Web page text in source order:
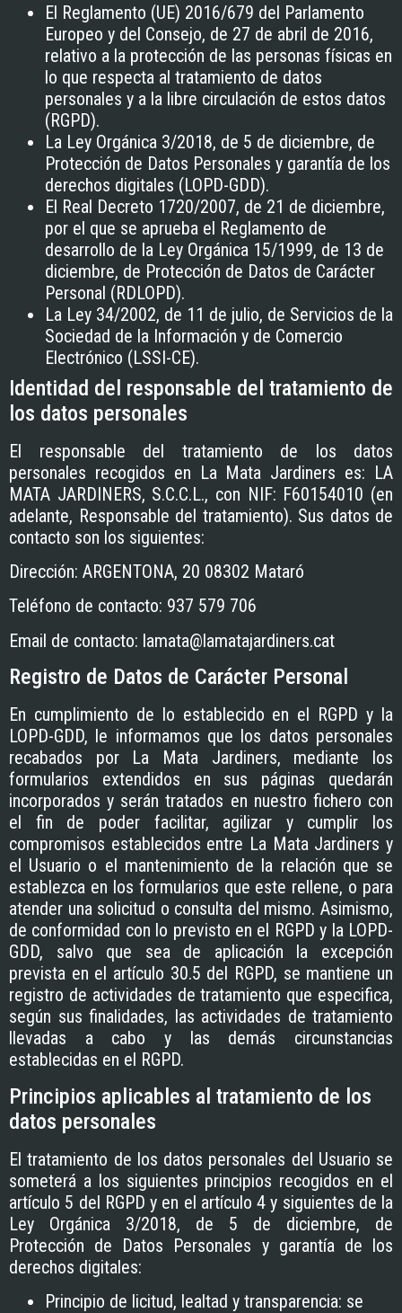
El Reglamento (UE) 2016/679 del Parlamento
Europeo y del Consejo, de 27 de abril de 2016,
relativo a la protección de las personas físicas en
lo que respecta al tratamiento de datos
personales y a la libre circulación de estos datos
(RGPD).
La Ley Orgánica 3/2018, de 5 de diciembre, de
Protección de Datos Personales y garantía de los
derechos digitales (LOPD-GDD).
El Real Decreto 1720/2007, de 21 de diciembre,
por el que se aprueba el Reglamento de
desarrollo de la Ley Orgánica 15/1999, de 13 de
diciembre, de Protección de Datos de Carácter
Personal (RDLOPD).
La Ley 34/2002, de 11 de julio, de Servicios de la
Sociedad de la Información y de Comercio
Electrónico (LSSI-CE).
Identidad del responsable del tratamiento de
los datos personales
El responsable del tratamiento de los datos
personales recogidos en La Mata Jardiners es: LA
MATA JARDINERS, S.C.C.L., con NIF: F60154010 (en
adelante, Responsable del tratamiento). Sus datos de
contacto son los siguientes:
Dirección: ARGENTONA, 20 08302 Mataró
Teléfono de contacto: 937 579 706
Email de contacto: lamata@lamatajardiners.cat
Registro de Datos de Carácter Personal
En cumplimiento de lo establecido en el RGPD y la
LOPD-GDD, le informamos que los datos personales
recabados por La Mata Jardiners, mediante los
formularios extendidos en sus páginas quedarán
incorporados y serán tratados en nuestro fichero con
el fin de poder facilitar, agilizar y cumplir los
compromisos establecidos entre La Mata Jardiners y
el Usuario o el mantenimiento de la relación que se
establezca en los formularios que este rellene, o para
atender una solicitud o consulta del mismo. Asimismo,
de conformidad con lo previsto en el RGPD y la LOPD-
GDD, salvo que sea de aplicación la excepción
prevista en el artículo 30.5 del RGPD, se mantiene un
registro de actividades de tratamiento que especifica,
según sus finalidades, las actividades de tratamiento
llevadas a cabo y las demás circunstancias
establecidas en el RGPD.
Principios aplicables al tratamiento de los
datos personales
El tratamiento de los datos personales del Usuario se
someterá a los siguientes principios recogidos en el
artículo 5 del RGPD y en el artículo 4 y siguientes de la
Ley Orgánica 3/2018, de 5 de diciembre, de
Protección de Datos Personales y garantía de los
derechos digitales:
Principio de licitud, lealtad y transparencia: se